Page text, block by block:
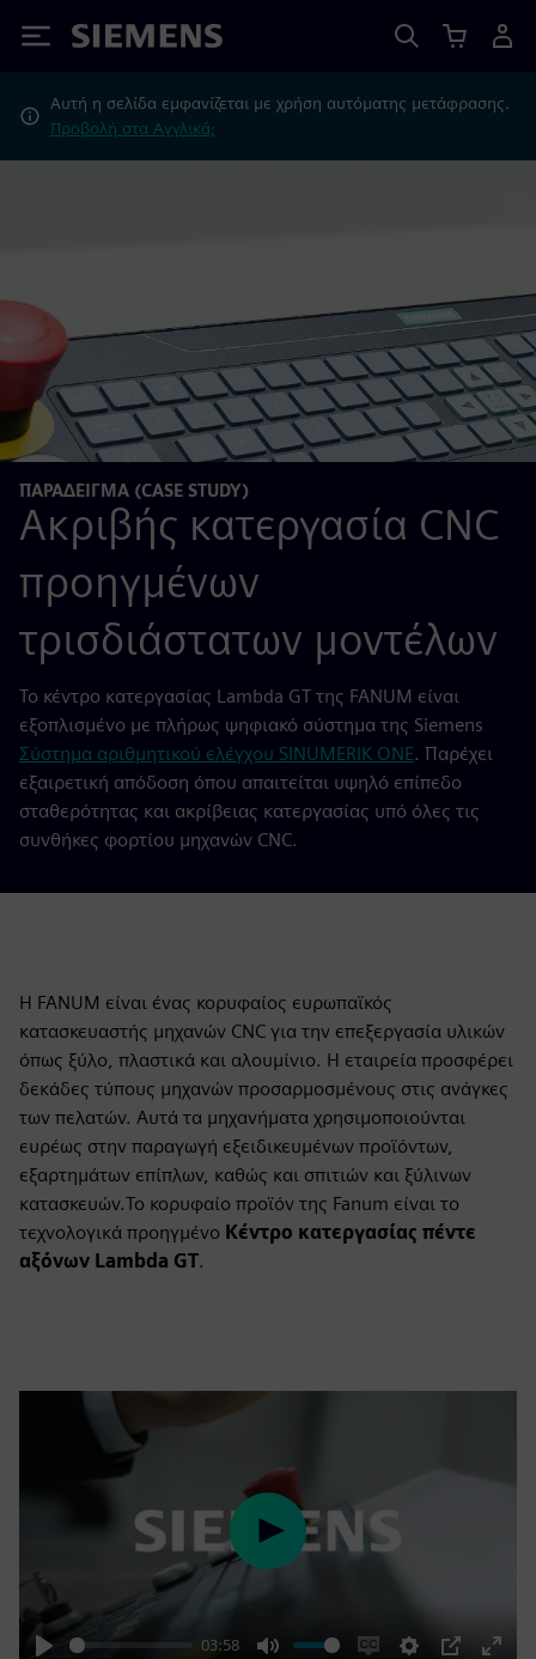
Siemens
Αυτή η σελίδα εμφανίζεται με χρήση αυτόματης μετάφρασης.
Προβολή στα Αγγλικά;
ΠΑΡΆΔΕΙΓΜΑ (CASE STUDY)
Ακριβής κατεργασία CNC
προηγμένων
τρισδιάστατων μοντέλων
Το κέντρο κατεργασίας Lambda GT της FANUM είναι
εξοπλισμένο με πλήρως ψηφιακό σύστημα της Siemens
Σύστημα αριθμητικού ελέγχου SINUMERIK ONE. Παρέχει
εξαιρετική απόδοση όπου απαιτείται υψηλό επίπεδο
σταθερότητας και ακρίβειας κατεργασίας υπό όλες τις
συνθήκες φορτίου μηχανών CNC.
Η FANUM είναι ένας κορυφαίος ευρωπαϊκός
κατασκευαστής μηχανών CNC για την επεξεργασία υλικών
όπως ξύλο, πλαστικά και αλουμίνιο. Η εταιρεία προσφέρει
δεκάδες τύπους μηχανών προσαρμοσμένους στις ανάγκες
των πελατών. Αυτά τα μηχανήματα χρησιμοποιούνται
ευρέως στην παραγωγή εξειδικευμένων προϊόντων,
εξαρτημάτων επίπλων, καθώς και σπιτιών και ξύλινων
κατασκευών.Το κορυφαίο προϊόν της Fanum είναι το
τεχνολογικά προηγμένο Κέντρο κατεργασίας πέντε
αξόνων Lambda GT.
03:58
Play